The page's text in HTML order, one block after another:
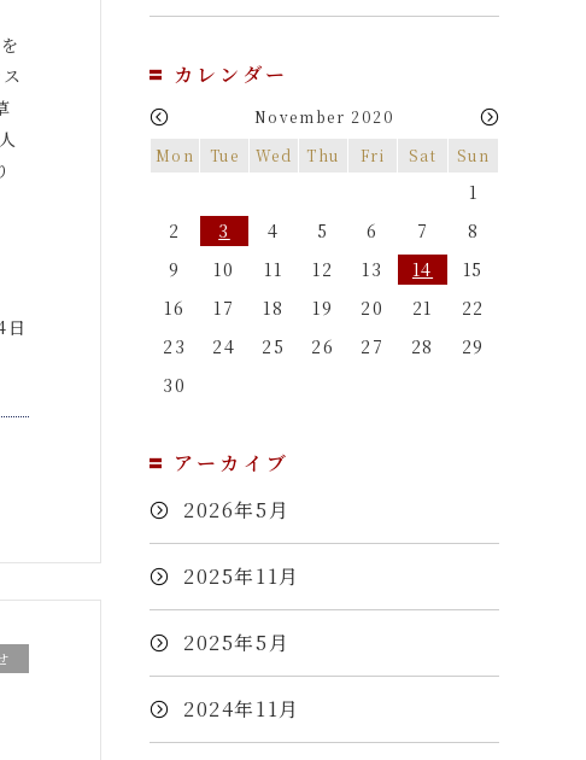
カレンダー
November 2020
Mon
Tue Wed Thu Fri Sat Sun
1
2
3 4 5 6 7
8
9
10 11 12 13 14
15
16
17 18 19 20 21
22
23
24 25 26 27 28
29
30
アーカイブ
2026年5月
2025年11月
2025年5月
2024年11月